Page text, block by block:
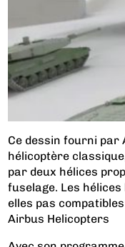
Ce dessin fourni par
hélicoptère
par deux hélices
fuselage. Les
elles pas
Airbus Helicopters